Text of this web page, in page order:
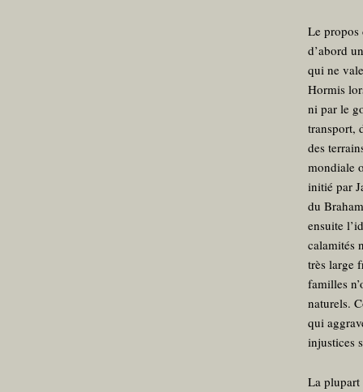
Le propos
d’abord
qui ne
Hormis
ni par le
transport,
des
mondiale
initié par
du
ensuite
calamités
très large
familles
naturels.
qui
injustices
La plupart